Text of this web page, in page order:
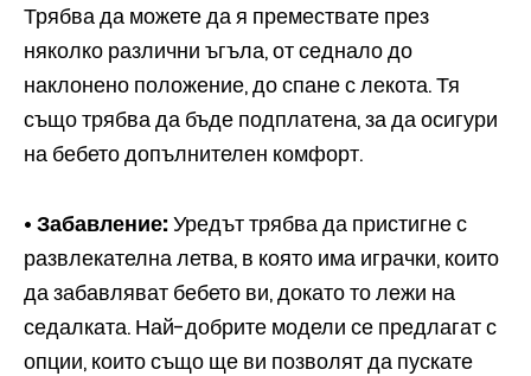
Трябва да можете да я премествате през
няколко различни ъгъла, от седнало до
наклонено положение, до спане с лекота. Тя
също трябва да бъде подплатена, за да осигури
на бебето допълнителен комфорт.
• Забавление:Уредът трябва да пристигне с
развлекателна летва, в която има играчки, които
да забавляват бебето ви, докато то лежи на
седалката. Най-добрите модели се предлагат с
опции, които също ще ви позволят да пускате